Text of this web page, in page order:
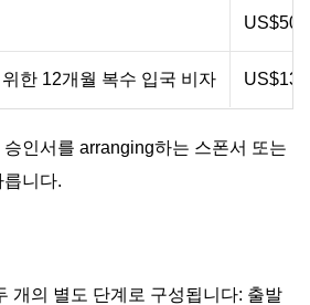
US$50
한 12개월 복수 입국 비자 US$135
인서를 arranging하는 스폰서 또는
니다.
개의 별도 단계로 구성됩니다: 출발